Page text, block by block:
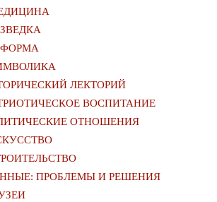
ЛЕКТОРИЙ
ВОСПИТАНИЕ
ОТНОШЕНИЯ
ПРОБЛЕМЫ И РЕШЕНИЯ